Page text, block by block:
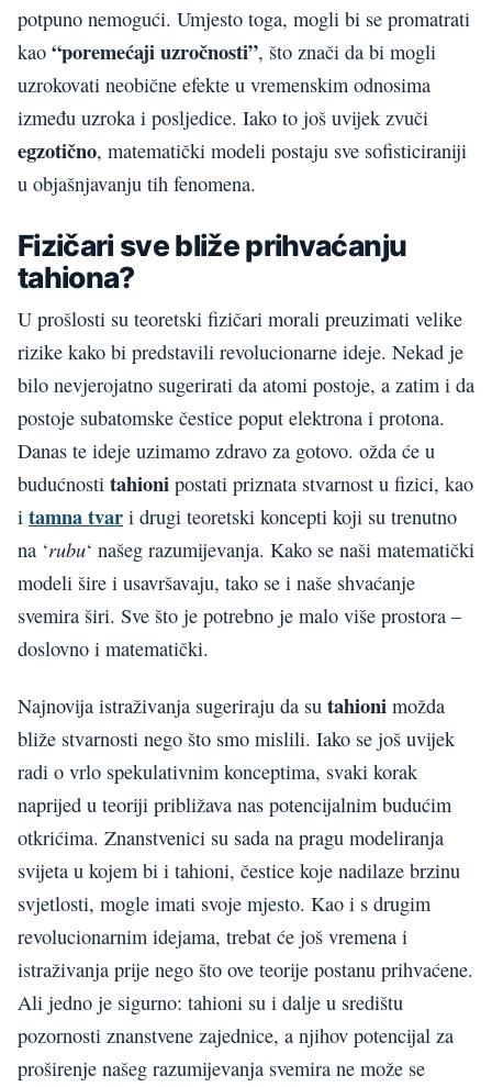
potpuno nemogući. Umjesto toga, mogli bi se promatrati
kao “poremećaji uzročnosti”, što znači da bi mogli
uzrokovati neobične efekte u vremenskim odnosima
između uzroka i posljedice. Iako to još uvijek zvuči
egzotično, matematički modeli postaju sve sofisticiraniji
u objašnjavanju tih fenomena.
Fizičari sve bliže prihvaćanju
tahiona?
U prošlosti su teoretski fizičari morali preuzimati velike
rizike kako bi predstavili revolucionarne ideje. Nekad je
bilo nevjerojatno sugerirati da atomi postoje, a zatim i da
postoje subatomske čestice poput elektrona i protona.
Danas te ideje uzimamo zdravo za gotovo. ožda će u
budućnosti tahioni postati priznata stvarnost u fizici, kao
i tamna tvar i drugi teoretski koncepti koji su trenutno
na ‘rubu‘ našeg razumijevanja. Kako se naši matematički
modeli šire i usavršavaju, tako se i naše shvaćanje
svemira širi. Sve što je potrebno je malo više prostora –
doslovno i matematički.
Najnovija istraživanja sugeriraju da su tahioni možda
bliže stvarnosti nego što smo mislili. Iako se još uvijek
radi o vrlo spekulativnim konceptima, svaki korak
naprijed u teoriji približava nas potencijalnim budućim
otkrićima. Znanstvenici su sada na pragu modeliranja
svijeta u kojem bi i tahioni, čestice koje nadilaze brzinu
svjetlosti, mogle imati svoje mjesto. Kao i s drugim
revolucionarnim idejama, trebat će još vremena i
istraživanja prije nego što ove teorije postanu prihvaćene.
Ali jedno je sigurno: tahioni su i dalje u središtu
pozornosti znanstvene zajednice, a njihov potencijal za
proširenje našeg razumijevanja svemira ne može se